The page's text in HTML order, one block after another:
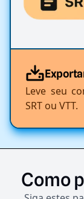
Leve seu
SRT ou VTT.
Como